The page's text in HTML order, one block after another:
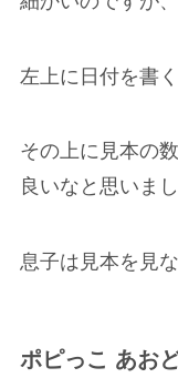
左上に日付を書
その上に見本の
良いなと思いまし
息子は見本を見
ポピっこ あお